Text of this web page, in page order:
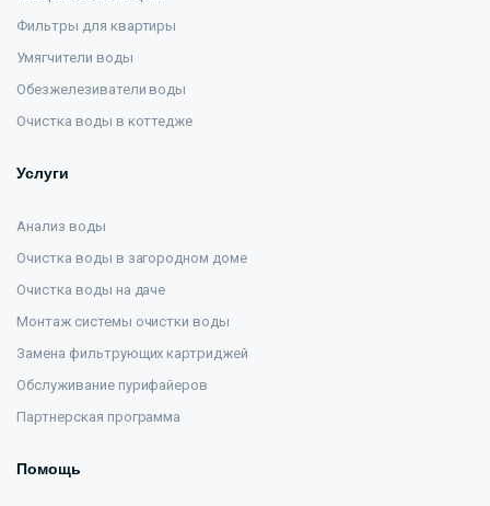
Фильтры для квартиры
Умягчители воды
Обезжелезиватели воды
Очистка воды в коттедже
Услуги
Анализ воды
Очистка воды в загородном доме
Очистка воды на даче
Монтаж системы очистки воды
Замена фильтрующих картриджей
Обслуживание пурифайеров
Партнерская программа
Помощь